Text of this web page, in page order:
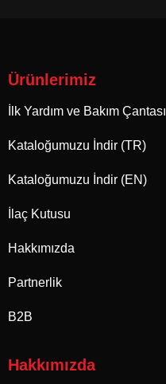
Ürünlerimiz
İlk Yardım ve Bakım Çantası
Kataloğumuzu İndir (TR)
Kataloğumuzu İndir (EN)
İlaç Kutusu
Hakkımızda
Partnerlik
B2B
Hakkımızda